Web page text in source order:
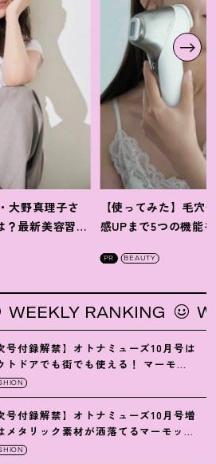
大野真理子さ
？ 最新美容習慣
【使ってみた】毛穴
感UPまで5つの機能
PR BEAUTY
RANKING
号付録解禁】オトナミューズ10月号は
トドアでも街でも使える ！ マーモッ
黒ショルダー
号付録解禁】オトナミューズ10月号増
メタリック素材が洒落てるマーモット
冷バッグ